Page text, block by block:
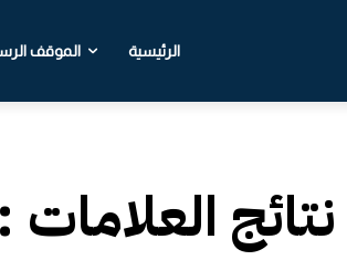
الرئيسية الموقف
نتائج العلامات :